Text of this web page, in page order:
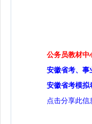
公务员教材中
安徽省考、事
安徽省考模拟
点击分享此信